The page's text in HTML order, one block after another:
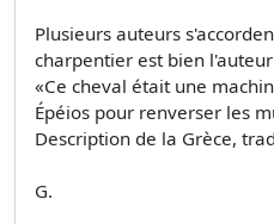
Plusieurs auteurs
charpentier est bien
«Ce cheval était une
Épéios pour renverser les
Description de la Grèce,
G.